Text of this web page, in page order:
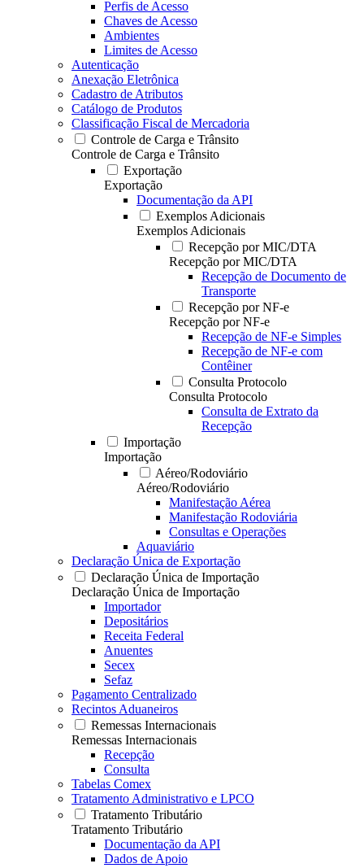
Perfis de Acesso
Chaves de Acesso
Ambientes
Limites de Acesso
Autenticação
Anexação Eletrônica
Cadastro de Atributos
Catálogo de Produtos
Classificação Fiscal de Mercadoria
Controle de Carga e Trânsito
Controle de Carga e Trânsito
Exportação
Exportação
Documentação da API
Exemplos Adicionais
Exemplos Adicionais
Recepção por MIC/DTA
Recepção por MIC/DTA
Recepção de Documento de
Transporte
Recepção por NF-e
Recepção por NF-e
Recepção de NF-e Simples
Recepção de NF-e com
Contêiner
Consulta Protocolo
Consulta Protocolo
Consulta de Extrato da
Recepção
Importação
Importação
Aéreo/Rodoviário
Aéreo/Rodoviário
Manifestação Aérea
Manifestação Rodoviária
Consultas e Operações
Aquaviário
Declaração Única de Exportação
Declaração Única de Importação
Declaração Única de Importação
Importador
Depositários
Receita Federal
Anuentes
Secex
Sefaz
Pagamento Centralizado
Recintos Aduaneiros
Remessas Internacionais
Remessas Internacionais
Recepção
Consulta
Tabelas Comex
Tratamento Administrativo e LPCO
Tratamento Tributário
Tratamento Tributário
Documentação da API
Dados de Apoio